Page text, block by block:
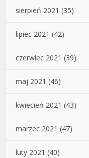
sierpień 2021 (35)
lipiec 2021 (42)
czerwiec 2021 (39)
maj 2021 (46)
kwiecień 2021 (43)
marzec 2021 (47)
luty 2021 (40)